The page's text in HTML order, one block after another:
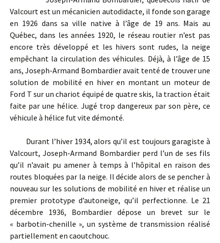
Valcourt est un mécanicien autodidacte, il fonde son garage
en 1926 dans sa ville native à l’âge de 19 ans. Mais au
Québec, dans les années 1920, le réseau routier n’est pas
encore très développé et les hivers sont rudes, la neige
empêchant la circulation des véhicules. Déjà, à l’âge de 15
ans, Joseph-Armand Bombardier avait tenté de trouver une
solution de mobilité en hiver en montant un moteur de
Ford T sur un chariot équipé de quatre skis, la traction était
faite par une hélice. Jugé trop dangereux par son père, ce
véhicule à hélice fut vite démonté.
Durant l’hiver 1934, alors qu’il est toujours garagiste à
Valcourt, Joseph-Armand Bombardier perd l’un de ses fils
qu’il n’avait pu amener à temps à l’hôpital en raison des
routes bloquées par la neige. Il décide alors de se pencher à
nouveau sur les solutions de mobilité en hiver et réalise un
premier prototype d’autoneige, qu’il perfectionne. Le 21
décembre 1936, Bombardier dépose un brevet sur le
« barbotin-chenille », un système de transmission réalisé
partiellement en caoutchouc.